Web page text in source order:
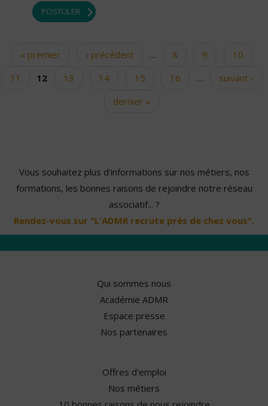
POSTULER
Pages« premier ‹ précédent … 8 9
10
11
12 13 14 15 16 …
suivant ›
dernier »
Vous souhaitez plus d'informations sur nos métiers, nos
formations, les bonnes raisons de rejoindre notre réseau
associatif... ?
Rendez-vous sur "L'ADMR recrute près de chez vous".
Qui sommes nous
Académie ADMR
Espace presse
Nos partenaires
Offres d'emploi
Nos métiers